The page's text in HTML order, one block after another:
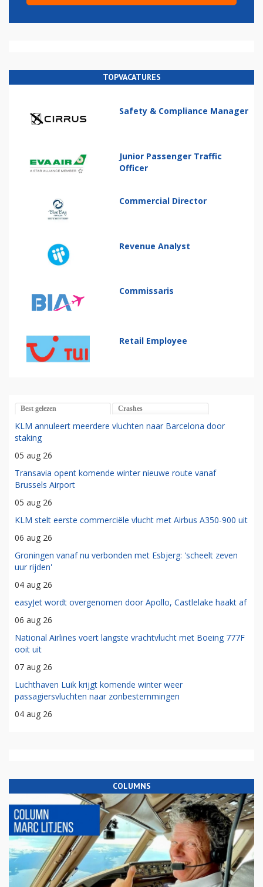
TOPVACATURES
Safety & Compliance Manager
Junior Passenger Traffic
Officer
Commercial Director
Revenue Analyst
Commissaris
Retail Employee
Best gelezen Crashes
KLM annuleert meerdere vluchten naar Barcelona door
staking
05 aug 26
Transavia opent komende winter nieuwe route vanaf
Brussels Airport
05 aug 26
KLM stelt eerste commerciële vlucht met Airbus A350-900 uit
06 aug 26
Groningen vanaf nu verbonden met Esbjerg: 'scheelt zeven
uur rijden'
04 aug 26
easyJet wordt overgenomen door Apollo, Castlelake haakt af
06 aug 26
National Airlines voert langste vrachtvlucht met Boeing 777F
ooit uit
07 aug 26
Luchthaven Luik krijgt komende winter weer
passagiersvluchten naar zonbestemmingen
04 aug 26
COLUMNS